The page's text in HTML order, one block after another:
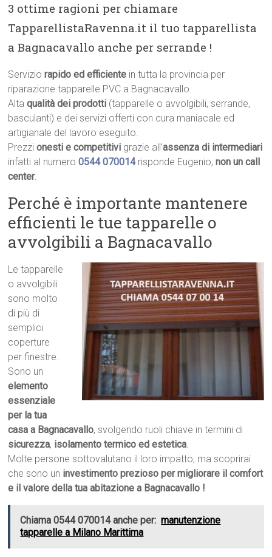
3 ottime ragioni per chiamare
TapparellistaRavenna.it il tuo tapparellista
a Bagnacavallo anche per serrande !
Serviziorapido ed efficiente in tutta la provincia per
riparazione tapparelle PVC a Bagnacavallo.
Altaqualità dei prodotti (tapparelle o avvolgibili, serrande,
basculanti) e dei servizi offerti con cura maniacale ed
artigianale del lavoro eseguito.
Prezzionesti e competitivi grazie all’assenza di intermediari
infatti al numero0544 070014 risponde Eugenio,non un call
center.
Perché è importante mantenere
efficienti le tue tapparelle o
avvolgibili a Bagnacavallo
Le tapparelle
o avvolgibili
sono molto
di più di
semplici
coperture
per finestre.
Sono un
elemento
essenziale
per la tua
casa a Bagnacavallo, svolgendo ruoli chiave in termini di
sicurezza, isolamento termico ed estetica.
Molte persone sottovalutano il loro impatto, ma scoprirai
che sono un investimento prezioso per migliorare il comfort
e il valore della tua abitazione a Bagnacavallo !
Chiama 0544 070014 anche per: manutenzione
tapparelle a Milano Marittima